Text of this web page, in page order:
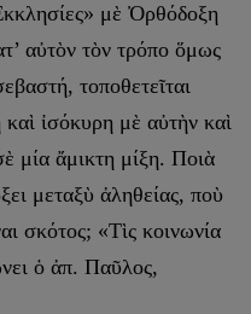
μὲ Ὀρθόδοξη
αὐτὸν τὸν τρόπο ὅμως
τοποθετεῖται
ἰσόκυρη μὲ αὐτὴν καὶ
μία ἄμικτη μίξη. Ποιὰ
μεταξὺ ἀληθείας, ποὺ
σκότος; «Τὶς κοινωνία
ὁ ἀπ. Παῦλος,